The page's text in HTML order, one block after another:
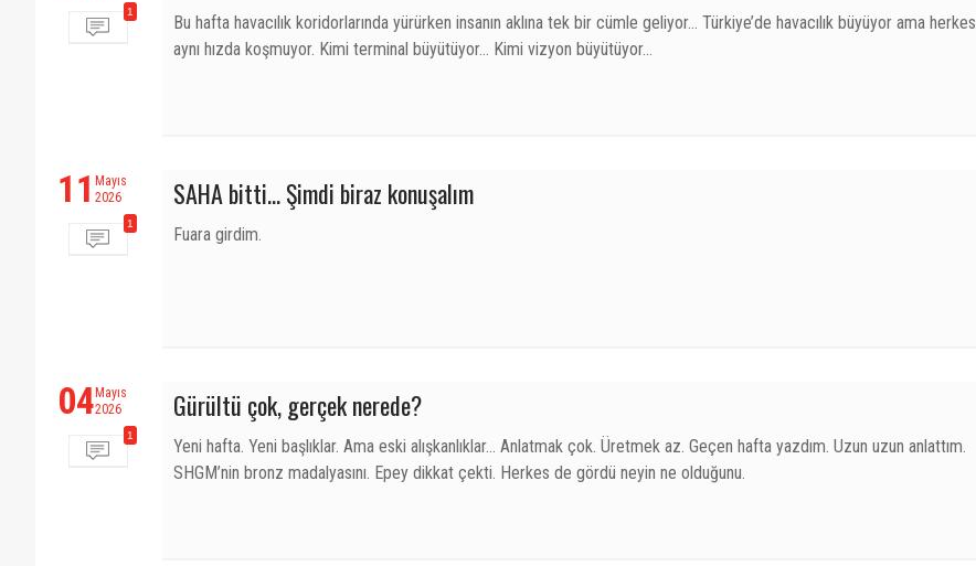
1
Bu hafta havacılık koridorlarında yürürken insanın aklına tek bir cümle geliyor… Türkiye’de havacılık büyüyor ama herkes
aynı hızda koşmuyor. Kimi terminal büyütüyor… Kimi vizyon büyütüyor…
11 Mayıs
2026
1
SAHA bitti… Şimdi biraz konuşalım
Fuara girdim.
04 Mayıs
2026
1
Gürültü çok, gerçek nerede?
Yeni hafta. Yeni başlıklar. Ama eski alışkanlıklar… Anlatmak çok. Üretmek az. Geçen hafta yazdım. Uzun uzun anlattım.
SHGM’nin bronz madalyasını. Epey dikkat çekti. Herkes de gördü neyin ne olduğunu.